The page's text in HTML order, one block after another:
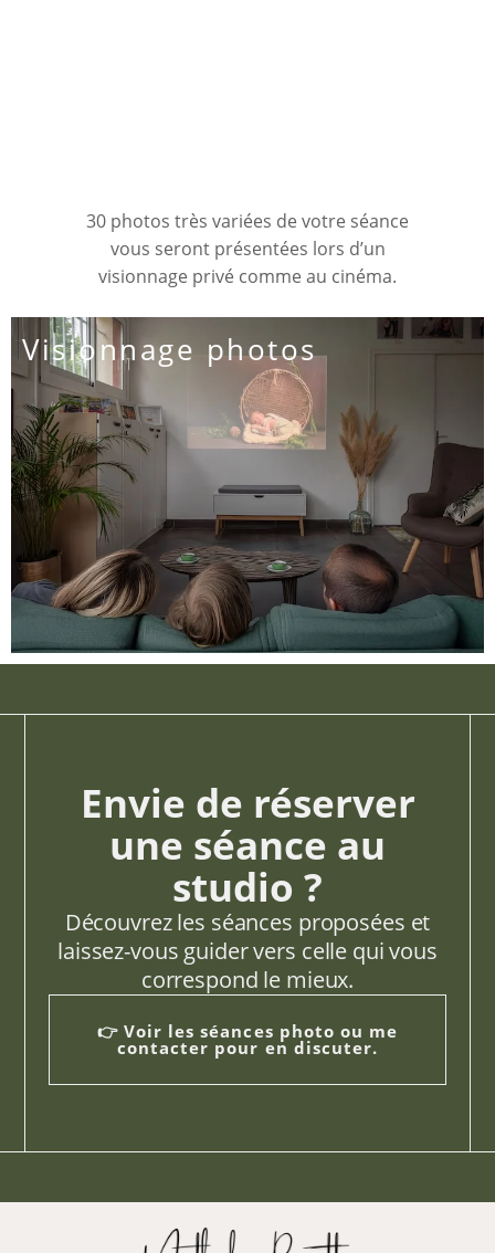
30 photos très variées de votre séance
vous seront présentées lors d’un
visionnage privé comme au cinéma.
Visionnage photos
Envie de réserver
une séance au
studio ?
Découvrez les séances proposées et
laissez-vous guider vers celle qui vous
correspond le mieux.
👉 Voir les séances photo ou me
contacter pour en discuter.